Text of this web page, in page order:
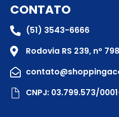
CONTATO
(51) 3543-6666
Rodovia RS 239, nº
CNPJ: 03.799.573/